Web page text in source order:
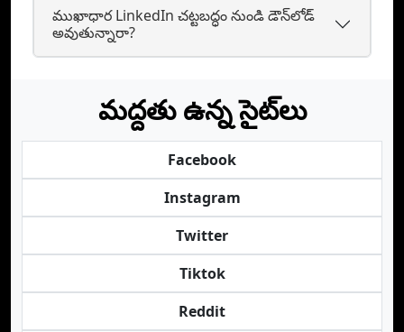
ముఖాధార LinkedIn చట్టబద్ధం నుండి డౌన్‌లోడ్
అవుతున్నారా?
మద్దతు ఉన్న సైట్‌లు
Facebook
Instagram
Twitter
Tiktok
Reddit